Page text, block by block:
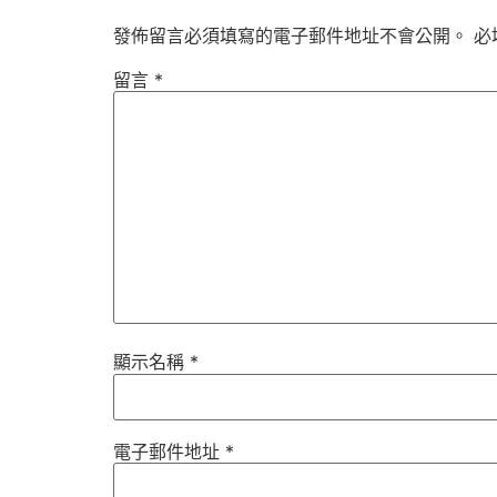
發佈留言必須填寫的電子郵件地址不會公開。 必
留言 *
顯示名稱 *
電子郵件地址 *